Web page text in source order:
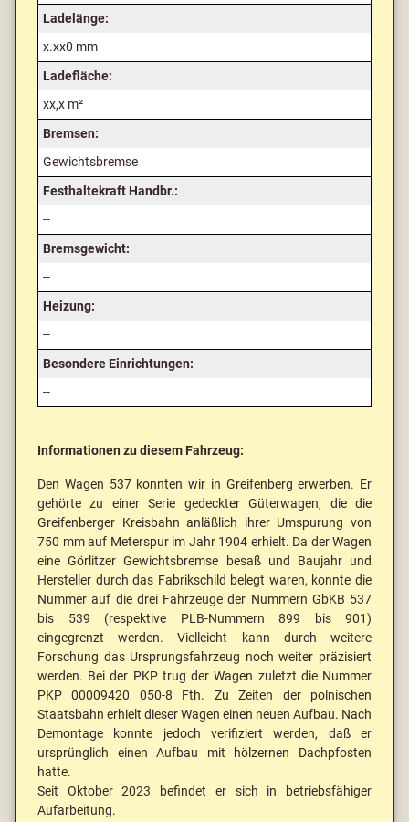
Ladelänge:
x.xx0 mm
Ladefläche:
xx,x m²
Bremsen:
Gewichtsbremse
Festhaltekraft Handbr.:
--
Bremsgewicht:
--
Heizung:
--
Besondere Einrichtungen:
--
Informationen zu diesem Fahrzeug:
Den Wagen 537 konnten wir in Greifenberg erwerben. Er
gehörte zu einer Serie gedeckter Güterwagen, die die
Greifenberger Kreisbahn anläßlich ihrer Umspurung von
750 mm auf Meterspur im Jahr 1904 erhielt. Da der Wagen
eine Görlitzer Gewichtsbremse besaß und Baujahr und
Hersteller durch das Fabrikschild belegt waren, konnte die
Nummer auf die drei Fahrzeuge der Nummern GbKB 537
bis 539 (respektive PLB-Nummern 899 bis 901)
eingegrenzt werden. Vielleicht kann durch weitere
Forschung das Ursprungsfahrzeug noch weiter präzisiert
werden. Bei der PKP trug der Wagen zuletzt die Nummer
PKP 00009420 050-8 Fth. Zu Zeiten der polnischen
Staatsbahn erhielt dieser Wagen einen neuen Aufbau. Nach
Demontage konnte jedoch verifiziert werden, daß er
ursprünglich einen Aufbau mit hölzernen Dachpfosten
hatte.
Seit Oktober 2023 befindet er sich in betriebsfähiger
Aufarbeitung.